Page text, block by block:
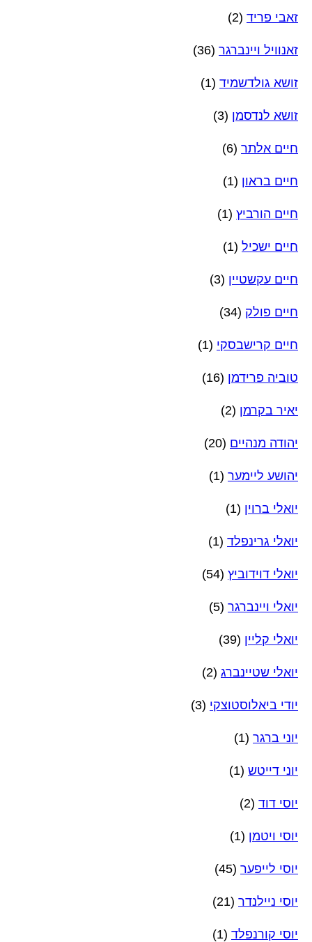
זאבי פריד (2)
זאנוויל ויינברגר (36)
זושא גולדשמיד (1)
זושא לנדסמן (3)
חיים אלתר (6)
חיים בראון (1)
חיים הורביץ (1)
חיים ישכיל (1)
חיים עקשטיין (3)
חיים פולק (34)
חיים קרישבסקי (1)
טוביה פרידמן (16)
יאיר בקרמן (2)
יהודה מנהיים (20)
יהושע ליימער (1)
יואלי ברוין (1)
יואלי גרינפלד (1)
יואלי דוידוביץ (54)
יואלי ויינברגר (5)
יואלי קליין (39)
יואלי שטיינברג (2)
יודי ביאלוסטוצקי (3)
יוני ברגר (1)
יוני דייטש (1)
יוסי דוד (2)
יוסי ויטמן (1)
יוסי לייפער (45)
יוסי ניילנדר (21)
יוסי קורנפלד (1)